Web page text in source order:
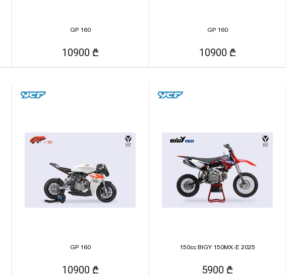
GP 160
10900 ₾
GP 160
10900 ₾
GP 160
10900 ₾
150cc BIGY 150MX-E 2025
5900 ₾